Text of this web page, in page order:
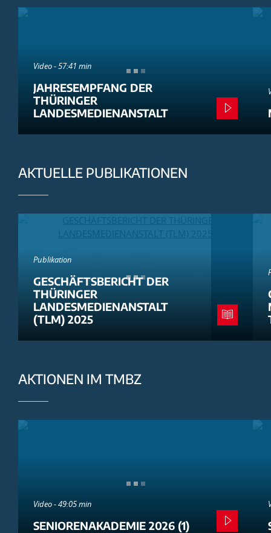
Video - 57:41 min
JAHRESEMPFANG DER
THÜRINGER
LANDESMEDIENANSTALT
AKTUELLE PUBLIKATIONEN
Publikation
GESCHÄFTSBERICHT DER
THÜRINGER
LANDESMEDIENANSTALT
(TLM) 2025
AKTIONEN IM TMBZ
Video - 49:05 min
SENIORENAKADEMIE 2026 (1)